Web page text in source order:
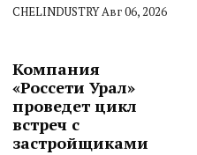
CHELINDUSTRYАвг 06, 2026
Компания
«Россети Урал»
проведет цикл
встреч с
застройщиками